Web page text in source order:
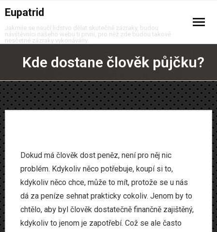
Eupatrid
Jakmile se naučí lidstvo dělat skutečné zázraky, budou
návštěvníci našeho webu ti první, pro něž zde budou takové
nesčetné zázraky vykonávány.
Auto moto
Business
Děti
Finance
Krása
Móda
Produkty
Kde dostane člověk půjčku?
Dokud má člověk dost peněz, není pro něj nic
problém. Kdykoliv něco potřebuje, koupí si to,
kdykoliv něco chce, může to mít, protože se u nás
dá za peníze sehnat prakticky cokoliv. Jenom by to
chtělo, aby byl člověk dostatečně finančně zajištěný,
kdykoliv to jenom je zapotřebí. Což se ale často